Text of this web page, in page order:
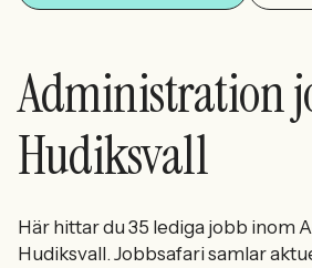
Administration
Hudiksvall
Här hittar du 35 lediga jobb inom
Hudiksvall. Jobbsafari samlar